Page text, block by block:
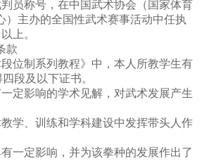
员称号，在中国武术协会（国家体育
）主办的全国性武术赛事活动中任执
上。
款
位制系列教程》中，本人所教学生有
段及以下证书。
定影响的学术见解，对武术发展产生
学、训练和学科建设中发挥带头人作
一定影响，并为该拳种的发展作出了